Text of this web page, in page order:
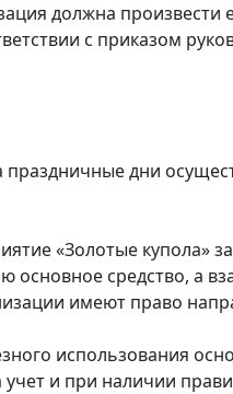
должна
с приказом
праздничные дни
«Золотые купола»
основное средство, а
имеют право
использования
учет и при наличии